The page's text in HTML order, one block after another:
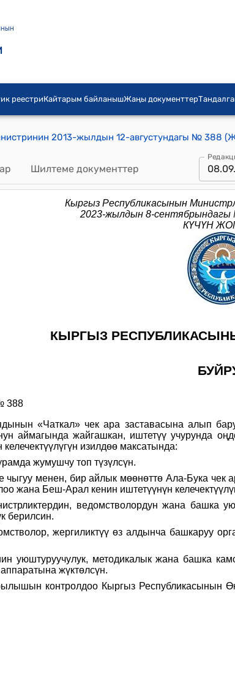
реестриКайтарым байланышЖаңы документтер
Шилтеме документтер